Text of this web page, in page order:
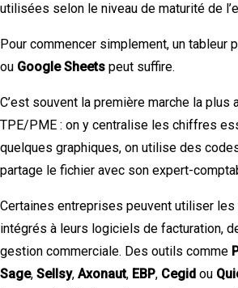
utilisées selon le niveau de maturité de
Pour commencer simplement, un tableur
ou Google Sheets peut suffire.
C’est souvent la première marche la plus
TPE/PME : on y centralise les chiffres
quelques graphiques, on utilise des
partage le fichier avec son expert-
Certaines entreprises peuvent utiliser les
intégrés à leurs logiciels de facturation,
gestion commerciale. Des outils comme
Sage, Sellsy, Axonaut, EBP, Cegid ou